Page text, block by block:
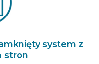
system z
stron